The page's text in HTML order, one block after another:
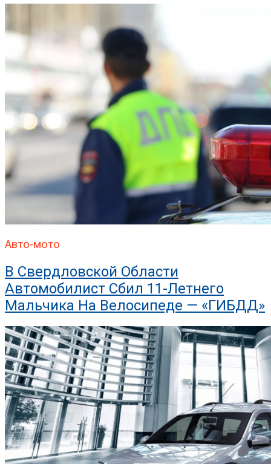
Авто-мото
В Свердловской Области
Автомобилист Сбил 11-Летнего
Мальчика На Велосипеде — «ГИБДД»